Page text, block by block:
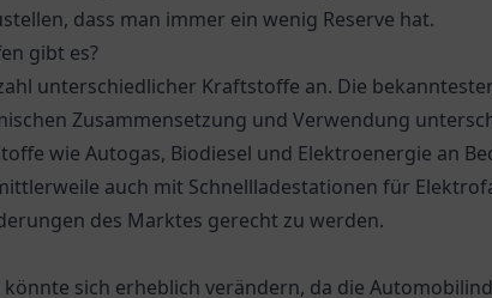
dass man immer ein wenig Reserve hat.
gibt es?
unterschiedlicher Kraftstoffe an. Die
Zusammensetzung und Verwendung
wie Autogas, Biodiesel und Elektroenergie an
auch mit Schnellladestationen für
des Marktes gerecht zu werden.
sich erheblich verändern, da die